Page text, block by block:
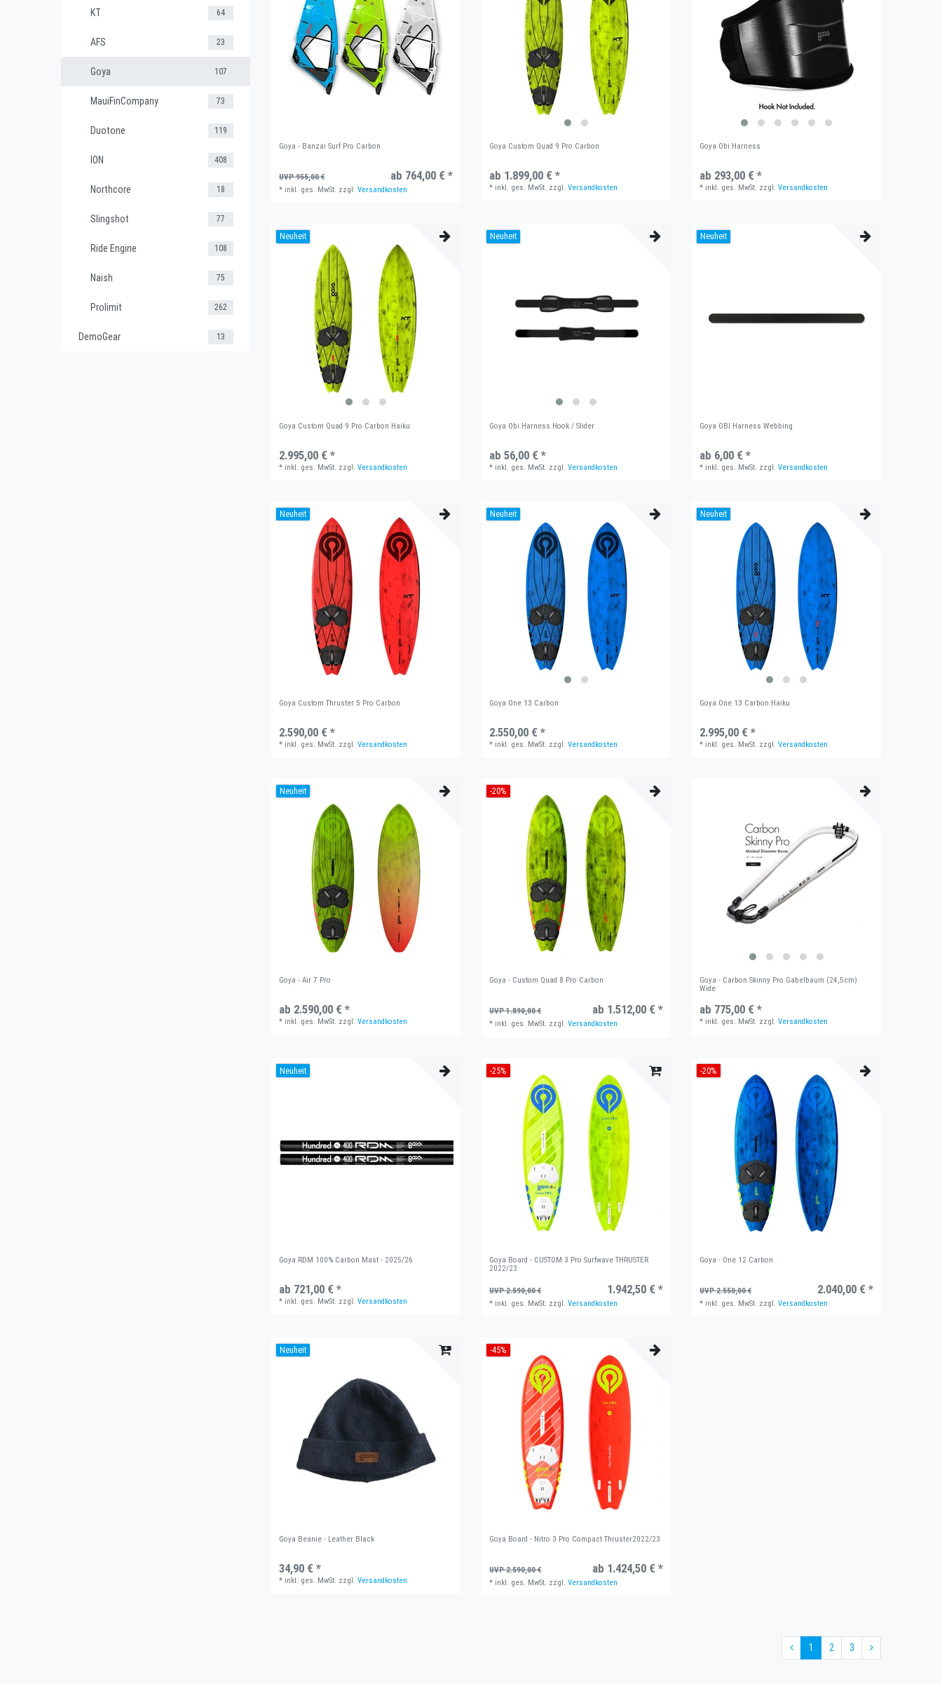
KT 64
AFS 23
Goya 107
MauiFinCompany 73
Duotone 119
ION 408
Northcore 18
Slingshot 77
Ride Engine 108
Naish 75
Prolimit 262
DemoGear 13
Goya - Banzai Surf Pro Carbon
UVP 955,00 € ab 764,00 € *
* inkl. ges. MwSt. zzgl.Versandkosten
Goya Custom Quad 9 Pro Carbon
ab 1.899,00 € *
* inkl. ges. MwSt. zzgl.Versandkosten
Goya Obi Harness
ab 293,00 € *
* inkl. ges. MwSt. zzgl.Versandkosten
Neuheit
Goya Custom Quad 9 Pro Carbon Haiku
2.995,00 € *
* inkl. ges. MwSt. zzgl.Versandkosten
Neuheit
Goya Obi Harness Hook / Slider
ab 56,00 € *
* inkl. ges. MwSt. zzgl.Versandkosten
Neuheit
Goya OBI Harness Webbing
ab 6,00 € *
* inkl. ges. MwSt. zzgl.Versandkosten
Neuheit
Goya Custom Thruster 5 Pro Carbon
2.590,00 € *
* inkl. ges. MwSt. zzgl.Versandkosten
Neuheit
Goya One 13 Carbon
2.550,00 € *
* inkl. ges. MwSt. zzgl.Versandkosten
Neuheit
Goya One 13 Carbon Haiku
2.995,00 € *
* inkl. ges. MwSt. zzgl.Versandkosten
Neuheit
Goya - Air 7 Pro
ab 2.590,00 € *
* inkl. ges. MwSt. zzgl.Versandkosten
-20%
Goya - Custom Quad 8 Pro Carbon
UVP 1.890,00 € ab 1.512,00 € *
* inkl. ges. MwSt. zzgl.Versandkosten
Goya - Carbon Skinny Pro Gabelbaum (24,5cm)
Wide
ab 775,00 € *
* inkl. ges. MwSt. zzgl.Versandkosten
Neuheit
Goya RDM 100% Carbon Mast - 2025/26
ab 721,00 € *
* inkl. ges. MwSt. zzgl.Versandkosten
-25%
Goya Board - CUSTOM 3 Pro Surfwave THRUSTER
2022/23
UVP 2.590,00 € 1.942,50 € *
* inkl. ges. MwSt. zzgl.Versandkosten
-20%
Goya - One 12 Carbon
UVP 2.550,00 € 2.040,00 € *
* inkl. ges. MwSt. zzgl.Versandkosten
Neuheit
Goya Beanie - Leather Black
34,90 € *
* inkl. ges. MwSt. zzgl.Versandkosten
-45%
Goya Board - Nitro 3 Pro Compact Thruster2022/23
UVP 2.590,00 € ab 1.424,50 € *
* inkl. ges. MwSt. zzgl.Versandkosten
1 2 3